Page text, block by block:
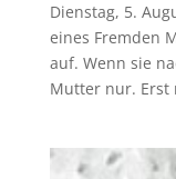
Dienstag, 5.
eines Fremden
auf. Wenn sie
Mutter nur. Erst